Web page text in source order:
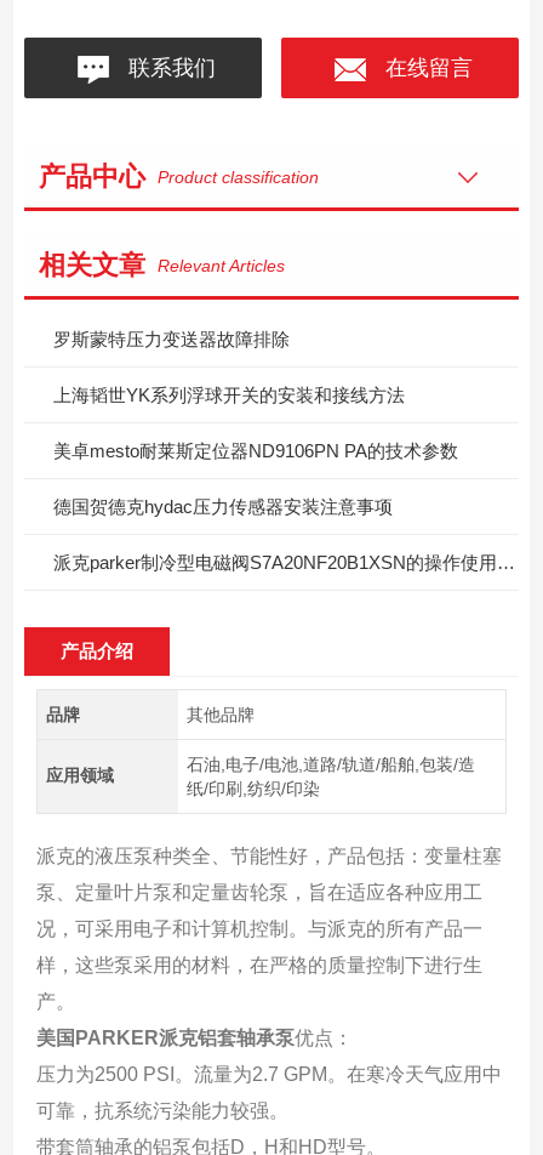
联系我们 在线留言
产品中心 Product classification
相关文章 Relevant Articles
罗斯蒙特压力变送器故障排除
上海韬世YK系列浮球开关的安装和接线方法
美卓mesto耐莱斯定位器ND9106PN PA的技术参数
德国贺德克hydac压力传感器安装注意事项
派克parker制冷型电磁阀S7A20NF20B1XSN的操作使用和工作原理
产品介绍
品牌 其他品牌
应用领域
石油,电子/电池,道路/轨道/船舶,包装/造
纸/印刷,纺织/印染
派克的液压泵种类全、节能性好，产品包括：变量柱塞
泵、定量叶片泵和定量齿轮泵，旨在适应各种应用工
况，可采用电子和计算机控制。与派克的所有产品一
样，这些泵采用的材料，在严格的质量控制下进行生
产。
美国PARKER派克铝套轴承泵优点：
压力为2500 PSI。流量为2.7 GPM。在寒冷天气应用中
可靠，抗系统污染能力较强。
带套筒轴承的铝泵包括D，H和HD型号。